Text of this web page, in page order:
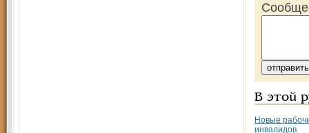
В этой
Новые
инвалидов